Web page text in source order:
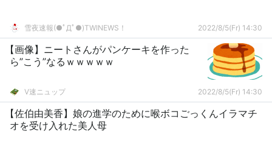
雪夜速報(●ﾟДﾟ●)TWINEWS！ 2022/8/5(Fr) 14:30
【画像】ニートさんがパンケーキを作った
ら”こう”なるｗｗｗｗｗ
V速ニュップ 2022/8/5(Fr) 14:30
【佐伯由美香】娘の進学のために喉ボコごっくんイラマチ
オを受け入れた美人母